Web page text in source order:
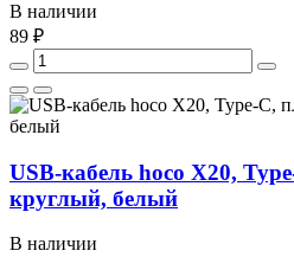
В наличии
89 ₽
USB-кабель hoco X20,
круглый, белый
В наличии